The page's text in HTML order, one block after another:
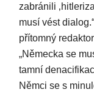
zabránili
musí vést
přítomný
„Německa se
tamní
Němci se s